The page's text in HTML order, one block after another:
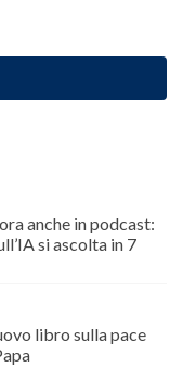
anche in podcast:
si ascolta in 7
libro sulla pace